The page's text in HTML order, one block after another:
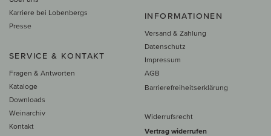
Karriere bei Lobenbergs
Presse
SERVICE & KONTAKT
Fragen & Antworten
Kataloge
Downloads
Weinarchiv
Kontakt
INFORMATIONEN
Versand & Zahlung
Datenschutz
Impressum
AGB
Barrierefreiheitserklärung
Widerrufsrecht
Vertrag widerrufen